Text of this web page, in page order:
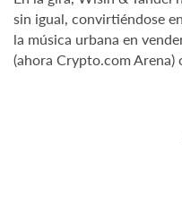
sin igual, convirtiéndose
la música urbana en
(ahora Crypto.com Arena)